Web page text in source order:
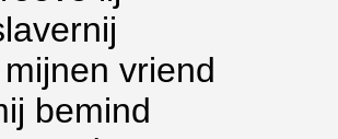
vriend
bemind